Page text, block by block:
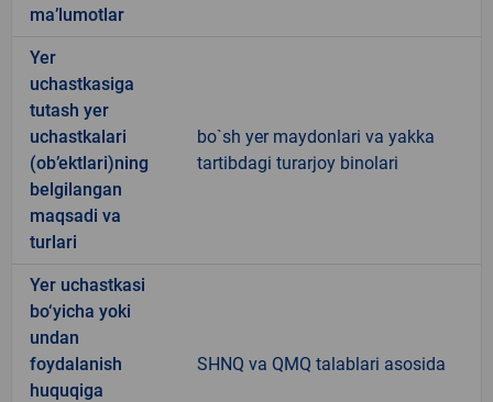
ma’lumotlar
Yer
uchastkasiga
tutash yer
uchastkalari
(ob’ektlari)ning
belgilangan
maqsadi va
turlari
bo`sh yer maydonlari va yakka
tartibdagi turarjoy binolari
Yer uchastkasi
bo‘yicha yoki
undan
foydalanish
huquqiga
SHNQ va QMQ talablari asosida